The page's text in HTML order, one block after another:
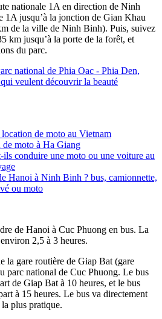
nationale 1A en direction de Ninh
1A jusqu’à la jonction de Gian Khau
de la ville de Ninh Binh). Puis, suivez
km jusqu’à la porte de la forêt, et
du parc.
national de Phia Oac - Phia Den,
veulent découvrir la beauté
de moto au Vietnam
moto à Ha Giang
ils conduire une moto ou une voiture au
Hanoi à Ninh Binh ? bus, camionnette,
ou moto
de Hanoi à Cuc Phuong en bus. La
2,5 à 3 heures.
la gare routière de Giap Bat (gare
parc national de Cuc Phuong. Le bus
de Giap Bat à 10 heures, et le bus
à 15 heures. Le bus va directement
plus pratique.